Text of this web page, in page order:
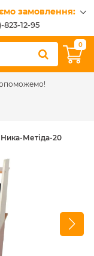
замовлення:
823-12-95
608-42-32
618-62-02
0
Ника-Метіда-20